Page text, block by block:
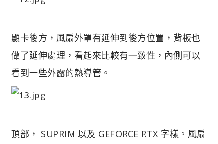
顯卡後方，風扇外罩有延伸到後方位置，背板也
做了延伸處理，看起來比較有一致性，內側可以
看到一些外露的熱導管。
頂部， SUPRIM 以及 GEFORCE RTX 字樣。風扇